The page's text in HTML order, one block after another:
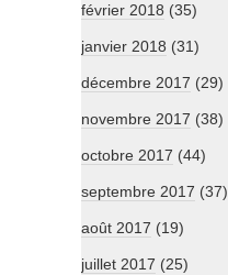
février 2018 (35)
janvier 2018 (31)
décembre 2017 (29)
novembre 2017 (38)
octobre 2017 (44)
septembre 2017 (37)
août 2017 (19)
juillet 2017 (25)